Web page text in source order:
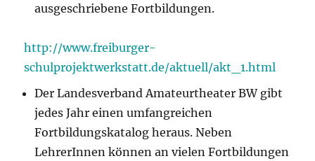
ausgeschriebene Fortbildungen.
http://www.freiburger-
schulprojektwerkstatt.de/aktuell/akt_1.html
Der Landesverband Amateurtheater BW gibt
jedes Jahr einen umfangreichen
Fortbildungskatalog heraus. Neben
LehrerInnen können an vielen Fortbildungen